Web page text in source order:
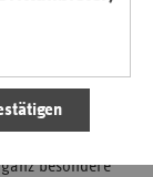
bieten
–
besondere